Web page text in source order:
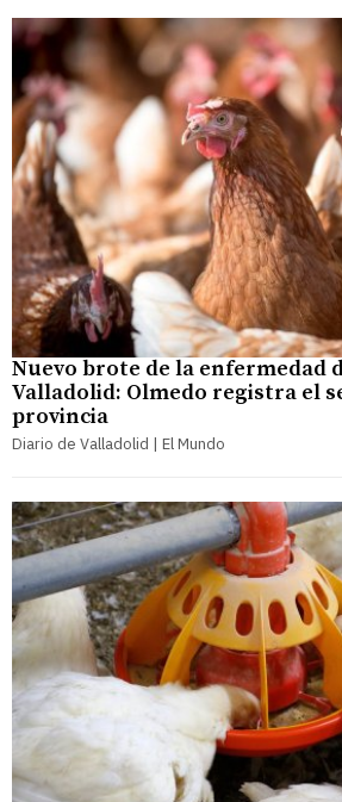
Nuevo brote de la enfermedad
Valladolid: Olmedo registra el
provincia
Diario de Valladolid | El Mundo